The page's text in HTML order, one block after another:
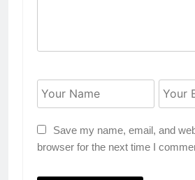
Save my name, email, and
browser for the next time I